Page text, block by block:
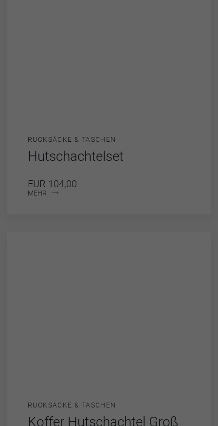
RUCKSÄCKE & TASCHEN
Hutschachtelset
EUR 104,00
MEHR
RUCKSÄCKE & TASCHEN
Koffer Hutschachtel Groß